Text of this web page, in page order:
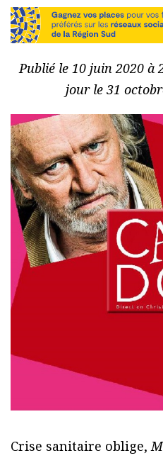
Publié le 10 juin 2020 à
jour le 31
Crise sanitaire oblige,